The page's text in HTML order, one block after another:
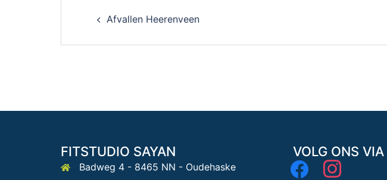
navigation
Afvallen Heerenveen
FITSTUDIO SAYAN
Badweg 4 - 8465 NN - Oudehaske
VOLG ONS VIA
facebookinstagram